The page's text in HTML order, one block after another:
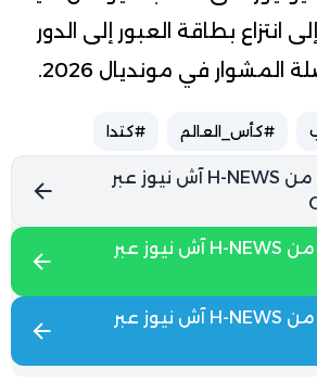
انتزاع بطاقة العبور إلى الدور
المشوار في مونديال 2026.
#كأس_العالم #كتدا
تابع آخر الأخبار من H-NEWS آش نيوز عبر
تابع آخر الأخبار من H-NEWS آش نيوز عبر
تابع آخر الأخبار من H-NEWS آش نيوز عبر